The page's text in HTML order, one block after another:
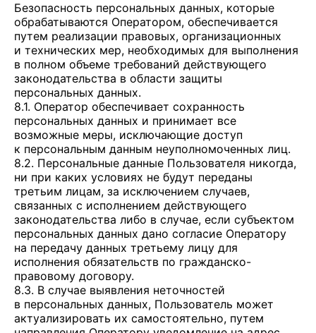
Безопасность персональных данных, которые
обрабатываются Оператором, обеспечивается
путем реализации правовых, организационных
и технических мер, необходимых для выполнения
в полном объеме требований действующего
законодательства в области защиты
персональных данных.
8.1. Оператор обеспечивает сохранность
персональных данных и принимает все
возможные меры, исключающие доступ
к персональным данным неуполномоченных лиц.
8.2. Персональные данные Пользователя никогда,
ни при каких условиях не будут переданы
третьим лицам, за исключением случаев,
связанных с исполнением действующего
законодательства либо в случае, если субъектом
персональных данных дано согласие Оператору
на передачу данных третьему лицу для
исполнения обязательств по гражданско-
правовому договору.
8.3. В случае выявления неточностей
в персональных данных, Пользователь может
актуализировать их самостоятельно, путем